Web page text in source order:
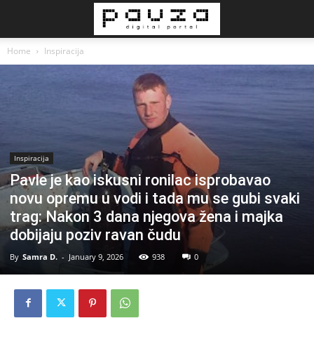
Home Inspiracija
Inspiracija
Pavle je kao iskusni ronilac isprobavao
novu opremu u vodi i tada mu se gubi svaki
trag: Nakon 3 dana njegova žena i majka
dobijaju poziv ravan čudu
By Samra D. - January 9, 2026 938 0